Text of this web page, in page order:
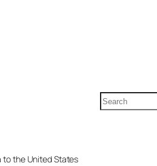
Search
to the United States